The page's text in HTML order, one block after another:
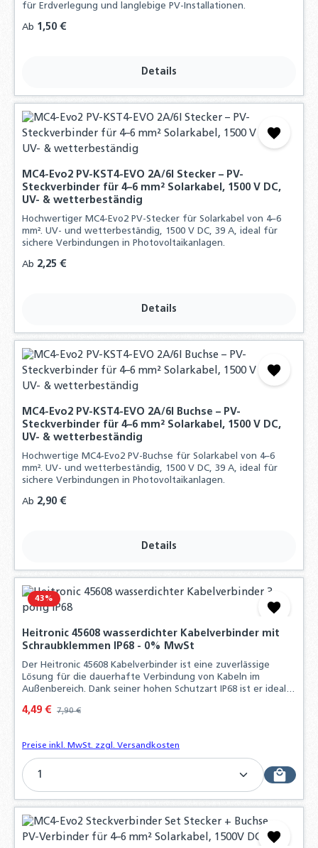
für Erdverlegung und langlebige PV-Installationen.
Regulärer Preis:
Ab 1,50 €
Details
MC4-Evo2 PV-KST4-EVO 2A/6I Stecker – PV-
Steckverbinder für 4–6 mm² Solarkabel, 1500 V DC,
UV- & wetterbeständig
Hochwertiger MC4-Evo2 PV-Stecker für Solarkabel von 4–6
mm². UV- und wetterbeständig, 1500 V DC, 39 A, ideal für
sichere Verbindungen in Photovoltaikanlagen.
Regulärer Preis:
Ab 2,25 €
Details
MC4-Evo2 PV-KST4-EVO 2A/6I Buchse – PV-
Steckverbinder für 4–6 mm² Solarkabel, 1500 V DC,
UV- & wetterbeständig
Hochwertige MC4-Evo2 PV-Buchse für Solarkabel von 4–6
mm². UV- und wetterbeständig, 1500 V DC, 39 A, ideal für
sichere Verbindungen in Photovoltaikanlagen.
Regulärer Preis:
Ab 2,90 €
Details
43%
Heitronic 45608 wasserdichter Kabelverbinder mit
Schraubklemmen IP68 - 0% MwSt
Der Heitronic 45608 Kabelverbinder ist eine zuverlässige
Lösung für die dauerhafte Verbindung von Kabeln im
Außenbereich. Dank seiner hohen Schutzart IP68 ist er ideal
Verkaufspreis:
4,49 € Regulärer Preis:
7,90 €
Preise inkl. MwSt. zzgl. Versandkosten
Produkt Anzahl: Gib den gewünschten Wert